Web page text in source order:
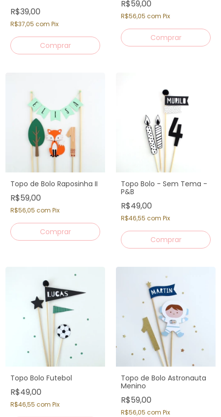
R$39,00
R$37,05 com Pix
R$59,00
R$56,05 com Pix
Topo de Bolo Raposinha II
R$59,00
R$56,05 com Pix
Topo Bolo - Sem Tema -
P&B
R$49,00
R$46,55 com Pix
Topo Bolo Futebol
R$49,00
R$46,55 com Pix
Topo de Bolo Astronauta
Menino
R$59,00
R$56,05 com Pix